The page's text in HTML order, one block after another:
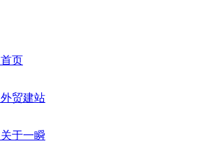
首页
外贸建站
关于一瞬